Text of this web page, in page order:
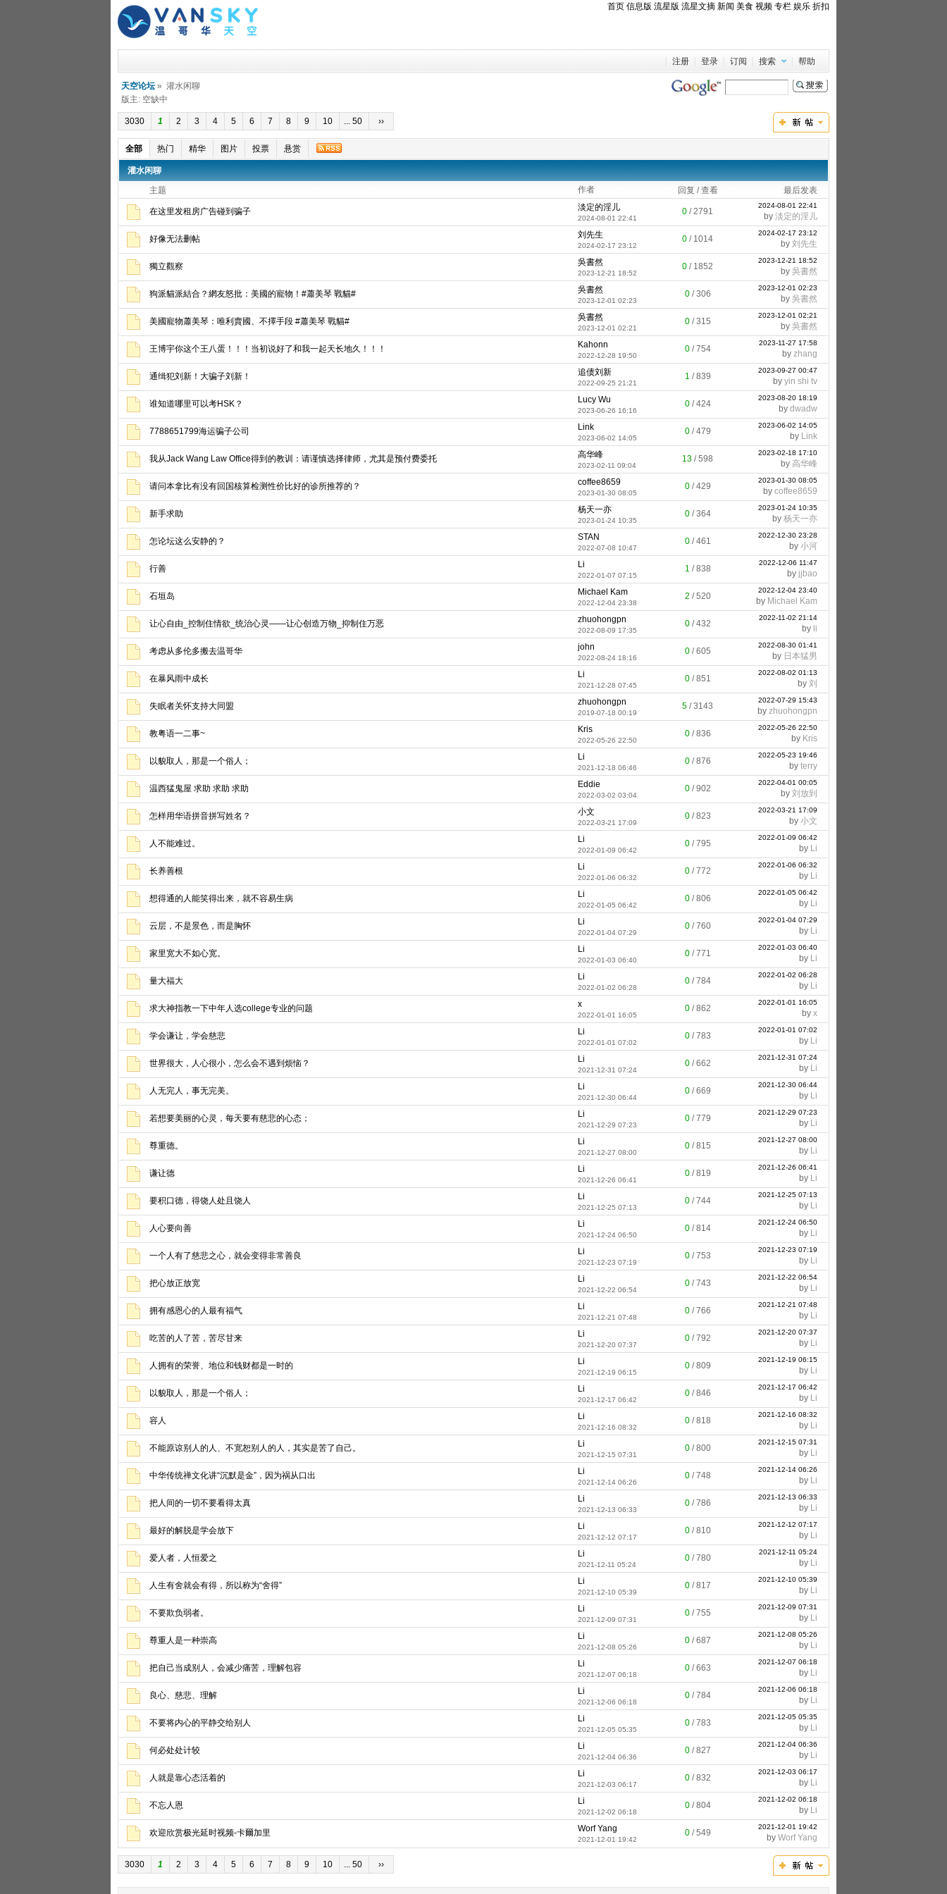
首页 信息版 流星版 流星文摘 新闻 美食 视频 专栏 娱乐 折扣
注册 登录 订阅 搜索 帮助
天空论坛 » 灌水闲聊
版主: 空缺中
3030 1 2 3 4 5 6 7 8 9 10 ... 50 ››
全部 热门 精华 图片 投票 悬赏
灌水闲聊
主题
作者 回复 / 查看 最后发表
在这里发租房广告碰到骗子 淡定的淫儿
2024-08-01 22:41
0 /2791
2024-08-01 22:41
by 淡定的淫儿
好像无法删帖 刘先生
2024-02-17 23:12
0 / 1014
2024-02-17 23:12
by 刘先生
獨立觀察 吳書然
2023-12-21 18:52
0 / 1852
2023-12-21 18:52
by 吳書然
狗派貓派結合？網友怒批：美國的寵物！#蕭美琴 戰貓# 吳書然
2023-12-01 02:23
0/306
2023-12-01 02:23
by 吳書然
美國寵物蕭美琴：唯利賣國、不擇手段 #蕭美琴 戰貓# 吳書然
2023-12-01 02:21
0/315
2023-12-01 02:21
by 吳書然
王博宇你这个王八蛋！！！当初说好了和我一起天长地久！！！ Kahonn
2022-12-28 19:50
0/754
2023-11-27 17:58
by zhang
通缉犯刘新！大骗子刘新！ 追债刘新
2022-09-25 21:21
1 /839
2023-09-27 00:47
by yin shi tv
谁知道哪里可以考HSK？ Lucy Wu
2023-06-26 16:16
0/424
2023-08-20 18:19
by dwadw
7788651799海运骗子公司 Link
2023-06-02 14:05
0/479
2023-06-02 14:05
by Link
我从Jack Wang Law Office得到的教训：请谨慎选择律师，尤其是预付费委托 高华峰
2023-02-11 09:04
13 /598
2023-02-18 17:10
by 高华峰
请问本拿比有没有回国核算检测性价比好的诊所推荐的？ coffee8659
2023-01-30 08:05
0/429
2023-01-30 08:05
by coffee8659
新手求助 杨天一亦
2023-01-24 10:35
0/364
2023-01-24 10:35
by 杨天一亦
怎论坛这么安静的？ STAN
2022-07-08 10:47
0/461
2022-12-30 23:28
by 小河
行善 Li
2022-01-07 07:15
1 /838
2022-12-06 11:47
by jjbao
石垣岛 Michael Kam
2022-12-04 23:38
2 /520
2022-12-04 23:40
by Michael Kam
让心自由_控制住情欲_统治心灵——让心创造万物_抑制住万恶 zhuohongpn
2022-08-09 17:35
0/432
2022-11-02 21:14
by li
考虑从多伦多搬去温哥华 john
2022-08-24 18:16
0/605
2022-08-30 01:41
by 日本猛男
在暴风雨中成长 Li
2021-12-28 07:45
0/851
2022-08-02 01:13
by 刘
失眠者关怀支持大同盟 zhuohongpn
2019-07-18 00:19
5 /3143
2022-07-29 15:43
by zhuohongpn
教粤语一二事~ Kris
2022-05-26 22:50
0/836
2022-05-26 22:50
by Kris
以貌取人，那是一个俗人； Li
2021-12-18 06:46
0/876
2022-05-23 19:46
by terry
温西猛鬼屋 求助 求助 求助 Eddie
2022-03-02 03:04
0/902
2022-04-01 00:05
by 刘放到
怎样用华语拼音拼写姓名？ 小文
2022-03-21 17:09
0/823
2022-03-21 17:09
by 小文
人不能难过。 Li
2022-01-09 06:42
0/795
2022-01-09 06:42
by Li
长养善根 Li
2022-01-06 06:32
0/772
2022-01-06 06:32
by Li
想得通的人能笑得出来，就不容易生病 Li
2022-01-05 06:42
0/806
2022-01-05 06:42
by Li
云层，不是景色，而是胸怀 Li
2022-01-04 07:29
0/760
2022-01-04 07:29
by Li
家里宽大不如心宽。 Li
2022-01-03 06:40
0/771
2022-01-03 06:40
by Li
量大福大 Li
2022-01-02 06:28
0/784
2022-01-02 06:28
by Li
求大神指教一下中年人选college专业的问题 x
2022-01-01 16:05
0/862
2022-01-01 16:05
by x
学会谦让，学会慈悲 Li
2022-01-01 07:02
0/783
2022-01-01 07:02
by Li
世界很大，人心很小，怎么会不遇到烦恼？ Li
2021-12-31 07:24
0/662
2021-12-31 07:24
by Li
人无完人，事无完美。 Li
2021-12-30 06:44
0/669
2021-12-30 06:44
by Li
若想要美丽的心灵，每天要有慈悲的心态； Li
2021-12-29 07:23
0/779
2021-12-29 07:23
by Li
尊重德。 Li
2021-12-27 08:00
0/815
2021-12-27 08:00
by Li
谦让德 Li
2021-12-26 06:41
0/819
2021-12-26 06:41
by Li
要积口德，得饶人处且饶人 Li
2021-12-25 07:13
0/744
2021-12-25 07:13
by Li
人心要向善 Li
2021-12-24 06:50
0/814
2021-12-24 06:50
by Li
一个人有了慈悲之心，就会变得非常善良 Li
2021-12-23 07:19
0/753
2021-12-23 07:19
by Li
把心放正放宽 Li
2021-12-22 06:54
0/743
2021-12-22 06:54
by Li
拥有感恩心的人最有福气 Li
2021-12-21 07:48
0/766
2021-12-21 07:48
by Li
吃苦的人了苦，苦尽甘来 Li
2021-12-20 07:37
0/792
2021-12-20 07:37
by Li
人拥有的荣誉、地位和钱财都是一时的 Li
2021-12-19 06:15
0/809
2021-12-19 06:15
by Li
以貌取人，那是一个俗人； Li
2021-12-17 06:42
0/846
2021-12-17 06:42
by Li
容人 Li
2021-12-16 08:32
0/818
2021-12-16 08:32
by Li
不能原谅别人的人、不宽恕别人的人，其实是苦了自己。 Li
2021-12-15 07:31
0/800
2021-12-15 07:31
by Li
中华传统禅文化讲“沉默是金”，因为祸从口出 Li
2021-12-14 06:26
0/748
2021-12-14 06:26
by Li
把人间的一切不要看得太真 Li
2021-12-13 06:33
0/786
2021-12-13 06:33
by Li
最好的解脱是学会放下 Li
2021-12-12 07:17
0/810
2021-12-12 07:17
by Li
爱人者，人恒爱之 Li
2021-12-11 05:24
0/780
2021-12-11 05:24
by Li
人生有舍就会有得，所以称为“舍得” Li
2021-12-10 05:39
0/817
2021-12-10 05:39
by Li
不要欺负弱者。 Li
2021-12-09 07:31
0/755
2021-12-09 07:31
by Li
尊重人是一种崇高 Li
2021-12-08 05:26
0/687
2021-12-08 05:26
by Li
把自己当成别人，会减少痛苦，理解包容 Li
2021-12-07 06:18
0/663
2021-12-07 06:18
by Li
良心、慈悲、理解 Li
2021-12-06 06:18
0/784
2021-12-06 06:18
by Li
不要将内心的平静交给别人 Li
2021-12-05 05:35
0/783
2021-12-05 05:35
by Li
何必处处计较 Li
2021-12-04 06:36
0/827
2021-12-04 06:36
by Li
人就是靠心态活着的 Li
2021-12-03 06:17
0/832
2021-12-03 06:17
by Li
不忘人恩 Li
2021-12-02 06:18
0/804
2021-12-02 06:18
by Li
欢迎欣赏极光延时视频-卡爾加里 Worf Yang
2021-12-01 19:42
0/549
2021-12-01 19:42
by Worf Yang
3030 1 2 3 4 5 6 7 8 9 10 ... 50 ››